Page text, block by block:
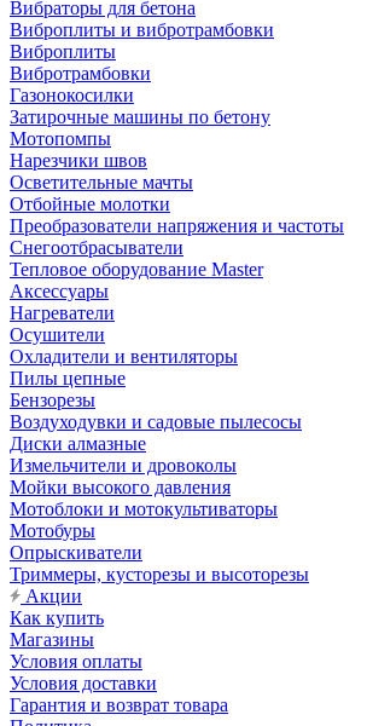
Вибраторы для бетона
Виброплиты и вибротрамбовки
Виброплиты
Вибротрамбовки
Газонокосилки
Затирочные машины по бетону
Мотопомпы
Нарезчики швов
Осветительные мачты
Отбойные молотки
Преобразователи напряжения и частоты
Снегоотбрасыватели
Тепловое оборудование Master
Аксессуары
Нагреватели
Осушители
Охладители и вентиляторы
Пилы цепные
Бензорезы
Воздуходувки и садовые пылесосы
Диски алмазные
Измельчители и дровоколы
Мойки высокого давления
Мотоблоки и мотокультиваторы
Мотобуры
Опрыскиватели
Триммеры, кусторезы и высоторезы
Акции
Как купить
Магазины
Условия оплаты
Условия доставки
Гарантия и возврат товара